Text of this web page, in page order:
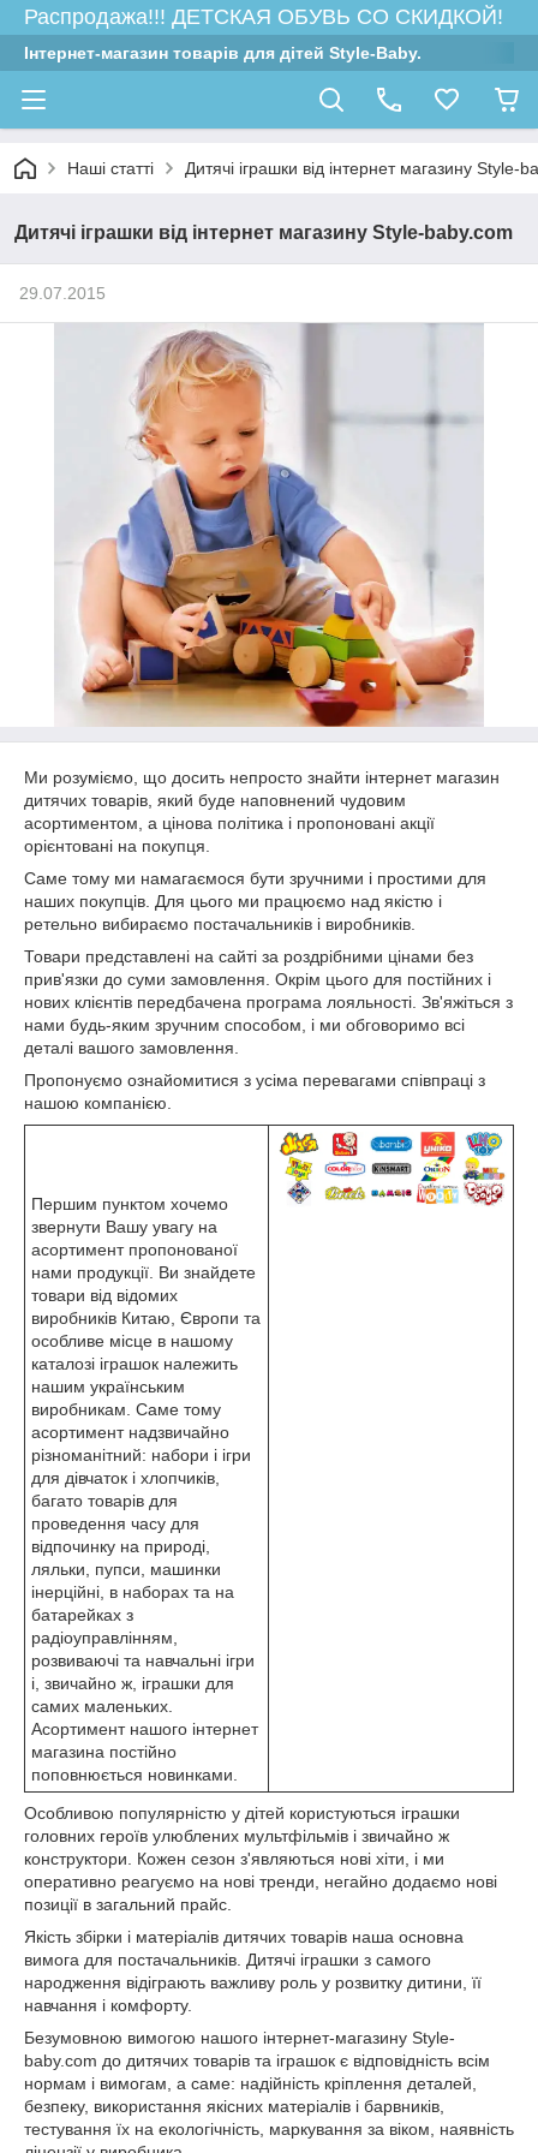
Распродажа!!! ДЕТСКАЯ ОБУВЬ СО СКИДКОЙ!
Інтернет-магазин товарів для дітей Style-Baby.
Наші статті Дитячі іграшки від інтернет магазину Style-
Дитячі іграшки від інтернет магазину Style-baby.com
29.07.2015
Ми розуміємо, що досить непросто знайти інтернет магазин
дитячих товарів, який буде наповнений чудовим
асортиментом, а цінова політика і пропоновані акції
орієнтовані на покупця.
Саме тому ми намагаємося бути зручними і простими для
наших покупців. Для цього ми працюємо над якістю і
ретельно вибираємо постачальників і виробників.
Товари представлені на сайті за роздрібними цінами без
прив'язки до суми замовлення. Окрім цього для постійних і
нових клієнтів передбачена програма лояльності. Зв'яжіться з
нами будь-яким зручним способом, і ми обговоримо всі
деталі вашого замовлення.
Пропонуємо ознайомитися з усіма перевагами співпраці з
нашою компанією.
Першим пунктом хочемо
звернути Вашу увагу на
асортимент пропонованої
нами продукції. Ви знайдете
товари від відомих
виробників Китаю, Європи та
особливе місце в нашому
каталозі іграшок належить
нашим українським
виробникам. Саме тому
асортимент надзвичайно
різноманітний: набори і ігри
для дівчаток і хлопчиків,
багато товарів для
проведення часу для
відпочинку на природі,
ляльки, пупси, машинки
інерційні, в наборах та на
батарейках з
радіоуправлінням,
розвиваючі та навчальні ігри
і, звичайно ж, іграшки для
самих маленьких.
Асортимент нашого інтернет
магазина постійно
поповнюється новинками.
Особливою популярністю у дітей користуються іграшки
головних героїв улюблених мультфільмів і звичайно ж
конструктори. Кожен сезон з'являються нові хіти, і ми
оперативно реагуємо на нові тренди, негайно додаємо нові
позиції в загальний прайс.
Якість збірки і матеріалів дитячих товарів наша основна
вимога для постачальників. Дитячі іграшки з самого
народження відіграють важливу роль у розвитку дитини, її
навчання і комфорту.
Безумовною вимогою нашого інтернет-магазину Style-
baby.com до дитячих товарів та іграшок є відповідність всім
нормам і вимогам, а саме: надійність кріплення деталей,
безпеку, використання якісних матеріалів і барвників,
тестування їх на екологічність, маркування за віком, наявність